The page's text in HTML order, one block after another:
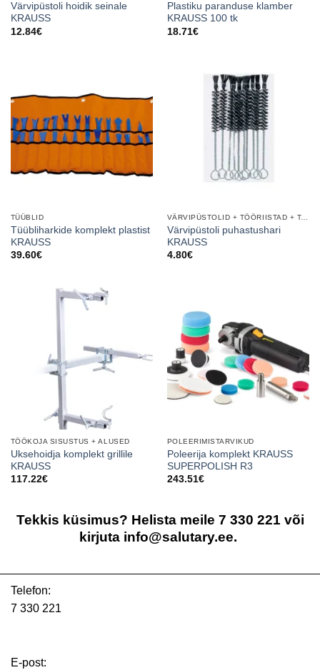
Värvipüstoli hoidik seinale
KRAUSS
12.84€
Plastiku paranduse klamber
KRAUSS 100 tk
18.71€
TÜÜBLID
Tüübliharkide komplekt plastist
KRAUSS
39.60€
VÄRVIPÜSTOLID + TÖÖRIISTAD + TARVIKUD
Värvipüstoli puhastushari
KRAUSS
4.80€
TÖÖKOJA SISUSTUS + ALUSED
Uksehoidja komplekt grillile
KRAUSS
117.22€
POLEERIMISTARVIKUD
Poleerija komplekt KRAUSS
SUPERPOLISH R3
243.51€
Tekkis küsimus? Helista meile 7 330 221 või
kirjuta info@salutary.ee.
Telefon:
7 330 221
E-post: